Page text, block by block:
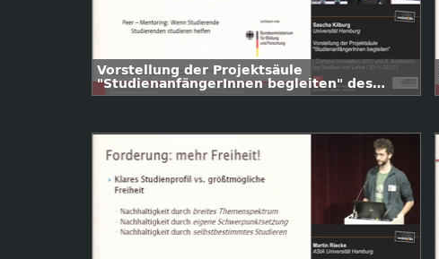
Vorstellung der Projektsäule
"StudienanfängerInnen begleiten" des
Universitätskollegs